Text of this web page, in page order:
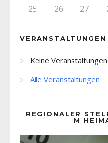
25 26 27
VERANSTALTUNGEN
Keine Veranstaltungen
Alle Veranstaltungen
REGIONALER
IM